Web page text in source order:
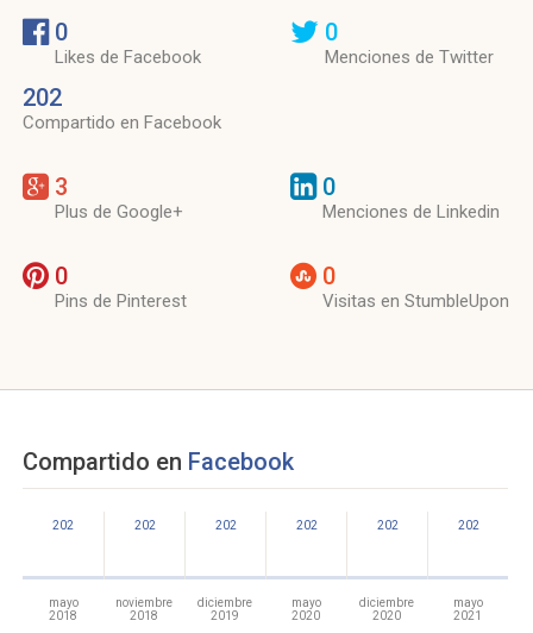
0
Likes de Facebook
202
Compartido en Facebook
0
Menciones de Twitter
3
Plus de Google+
0
Menciones de Linkedin
0
Pins de Pinterest
0
Visitas en StumbleUpon
Compartido en Facebook
202
mayo
2018
202
noviembre
2018
202
diciembre
2019
202
mayo
2020
202
diciembre
2020
202
mayo
2021